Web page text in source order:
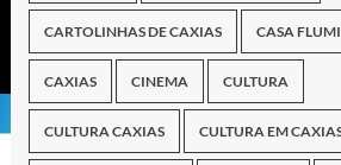
CARTOLINHAS DE CAXIAS CASA
CAXIAS CINEMA CULTURA
CULTURA CAXIAS CULTURA EM